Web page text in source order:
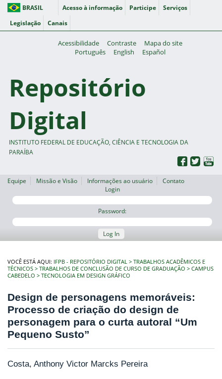
BRASIL Acesso à informação Participe
Serviços
Legislação
Canais
Acessibilidade Contraste
Mapa do site
Português
English Español
Repositório
Digital
INSTITUTO FEDERAL DE EDUCAÇÃO, CIÊNCIA E TECNOLOGIA DA
PARAÍBA
Equipe Missão e Visão Informações ao usuário
Contato
Login
Password:
Log In
VOCÊ ESTÁ AQUI: IFPB - REPOSITÓRIO DIGITAL
TRABALHOS ACADÊMICOS E
TÉCNICOS
TRABALHOS DE CONCLUSÃO DE CURSO DE GRADUAÇÃO
CAMPUS
CABEDELO
TECNOLOGIA EM DESIGN GRÁFICO
Design de personagens memoráveis:
Processo de criação do design de
personagem para o curta autoral “Um
Pequeno Susto”
Costa, Anthony Victor Marcks Pereira